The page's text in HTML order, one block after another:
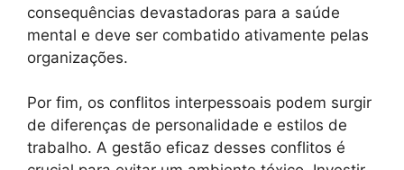
consequências devastadoras para a saúde
mental e deve ser combatido ativamente pelas
organizações.
Por fim, os conflitos interpessoais podem surgir
de diferenças de personalidade e estilos de
trabalho. A gestão eficaz desses conflitos é